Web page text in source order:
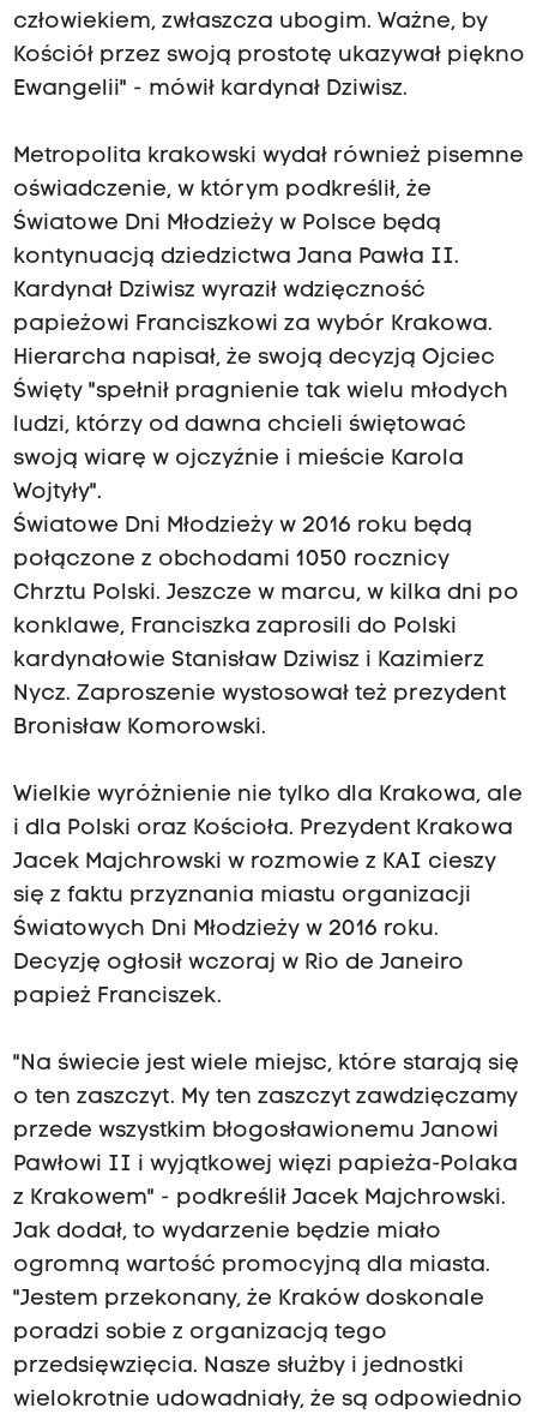
człowiekiem, zwłaszcza ubogim. Ważne, by
Kościół przez swoją prostotę ukazywał piękno
Ewangelii" - mówił kardynał Dziwisz.
Metropolita krakowski wydał również pisemne
oświadczenie, w którym podkreślił, że
Światowe Dni Młodzieży w Polsce będą
kontynuacją dziedzictwa Jana Pawła II.
Kardynał Dziwisz wyraził wdzięczność
papieżowi Franciszkowi za wybór Krakowa.
Hierarcha napisał, że swoją decyzją Ojciec
Święty "spełnił pragnienie tak wielu młodych
ludzi, którzy od dawna chcieli świętować
swoją wiarę w ojczyźnie i mieście Karola
Wojtyły".
Światowe Dni Młodzieży w 2016 roku będą
połączone z obchodami 1050 rocznicy
Chrztu Polski. Jeszcze w marcu, w kilka dni po
konklawe, Franciszka zaprosili do Polski
kardynałowie Stanisław Dziwisz i Kazimierz
Nycz. Zaproszenie wystosował też prezydent
Bronisław Komorowski.
Wielkie wyróżnienie nie tylko dla Krakowa, ale
i dla Polski oraz Kościoła. Prezydent Krakowa
Jacek Majchrowski w rozmowie z KAI cieszy
się z faktu przyznania miastu organizacji
Światowych Dni Młodzieży w 2016 roku.
Decyzję ogłosił wczoraj w Rio de Janeiro
papież Franciszek.
"Na świecie jest wiele miejsc, które starają się
o ten zaszczyt. My ten zaszczyt zawdzięczamy
przede wszystkim błogosławionemu Janowi
Pawłowi II i wyjątkowej więzi papieża-Polaka
z Krakowem" - podkreślił Jacek Majchrowski.
Jak dodał, to wydarzenie będzie miało
ogromną wartość promocyjną dla miasta.
"Jestem przekonany, że Kraków doskonale
poradzi sobie z organizacją tego
przedsięwzięcia. Nasze służby i jednostki
wielokrotnie udowadniały, że są odpowiednio